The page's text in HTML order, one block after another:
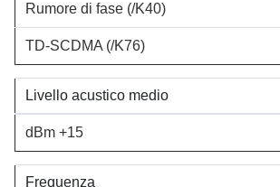
Rumore di fase (/K40)
TD-SCDMA (/K76)
Livello acustico medio
dBm +15
Frequenza